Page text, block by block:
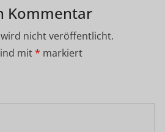
Kommentar
wird nicht veröffentlicht.
mit* markiert